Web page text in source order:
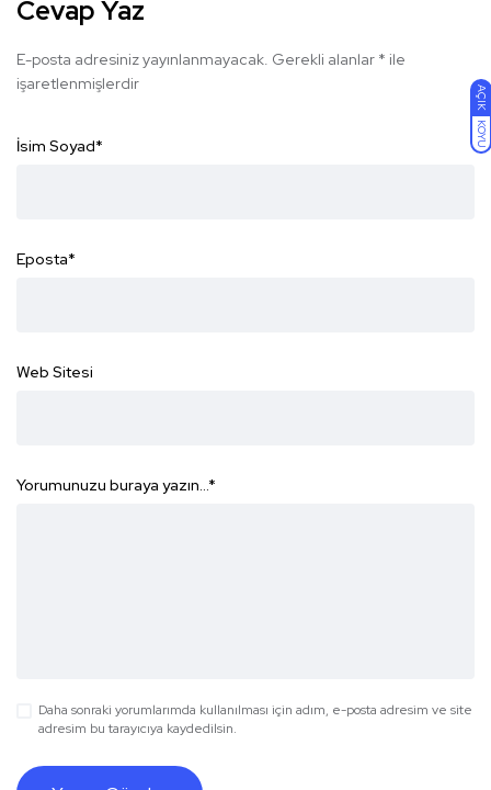
AÇIK
KOYU
Cevap Yaz
E-posta adresiniz yayınlanmayacak. Gerekli alanlar * ile
işaretlenmişlerdir
İsim Soyad*
Eposta*
Web Sitesi
Yorumunuzu buraya yazın...*
Daha sonraki yorumlarımda kullanılması için adım, e-posta adresim ve site
adresim bu tarayıcıya kaydedilsin.